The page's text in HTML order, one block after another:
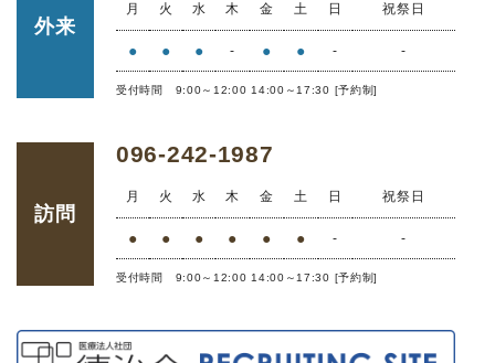
外来
月 火 水 木 金 土 日 祝祭日
● ● ● - ● ● - -
受付時間 9:00～12:00 14:00～17:30 [予約制]
訪問
096-242-1987
月 火 水 木 金 土 日 祝祭日
● ● ● ● ● ● - -
受付時間 9:00～12:00 14:00～17:30 [予約制]